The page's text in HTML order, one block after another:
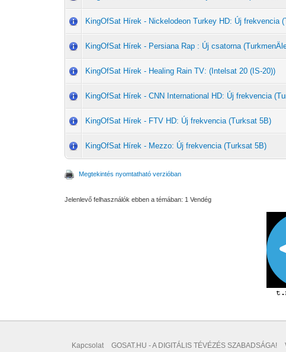
KingOfSat Hírek - Nickelodeon Turkey HD: Új frekvencia
KingOfSat Hírek - Persiana Rap : Új csatorna
KingOfSat Hírek - Healing Rain TV: (Intelsat 20 (IS-20))
KingOfSat Hírek - CNN International HD: Új frekvencia
KingOfSat Hírek - FTV HD: Új frekvencia (Turksat 5B)
KingOfSat Hírek - Mezzo: Új frekvencia (Turksat 5B)
Megtekintés nyomtatható verzióban
Jelenlevő felhasználók ebben a témában: 1 Vendég
Kapcsolat GOSAT.HU - A DIGITÁLIS TÉVÉZÉS SZABADSÁGA!